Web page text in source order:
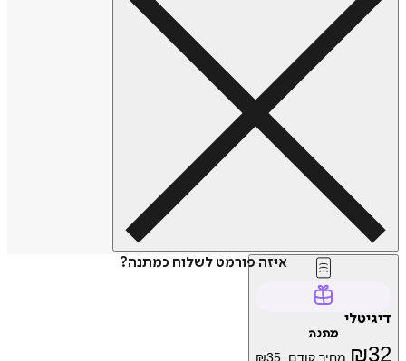
איזה פורמט לשלוח כמתנה?
דיגיטלי
מתנה
₪32 מחיר קודם: ₪35